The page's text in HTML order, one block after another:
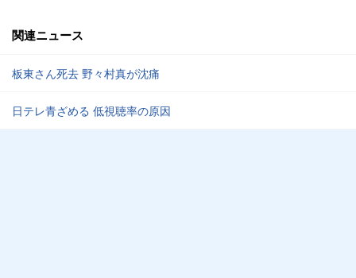
関連ニュース
板東さん死去 野々村真が沈痛
日テレ青ざめる 低視聴率の原因